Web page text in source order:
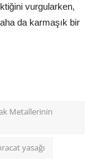
vurgularken,
da karmaşık bir
Metallerinin
yasağı